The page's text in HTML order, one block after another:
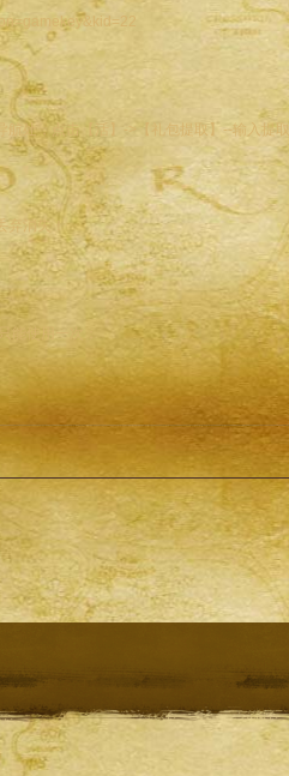
处，点击【活】->【礼包提取】--输入提取
消失！
能使用一次；